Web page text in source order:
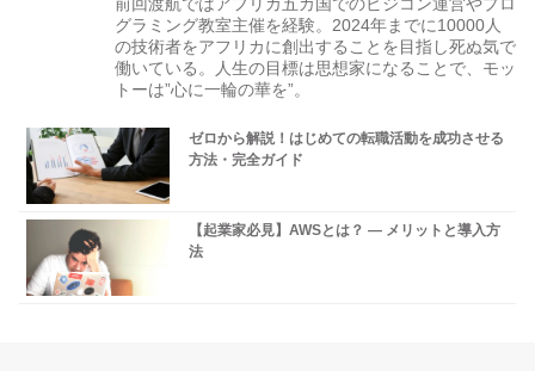
グラミング教室主催を経験。2024年までに10000人
の技術者をアフリカに創出することを目指し死ぬ気で
働いている。人生の目標は思想家になることで、モッ
トーは”心に一輪の華を”。
ゼロから解説！はじめての転職活動を成功させる
方法・完全ガイド
【起業家必見】AWSとは？ ― メリットと導入方
法